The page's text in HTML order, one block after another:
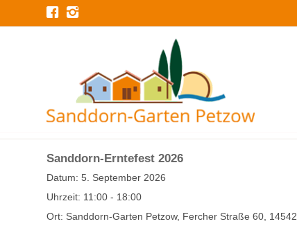
Sanddorn-Erntefest 2026
Datum: 5. September 2026
Uhrzeit: 11:00 - 18:00
Ort: Sanddorn-Garten Petzow, Fercher Straße 60, 14542